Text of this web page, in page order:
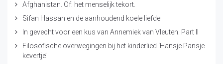
Afghanistan. Of: het menselijk tekort.
Sifan Hassan en de aanhoudend koele liefde
In gevecht voor een kus van Annemiek van Vleuten. Part II
Filosofische overwegingen bij het kinderlied ‘Hansje Pansje
kevertje’